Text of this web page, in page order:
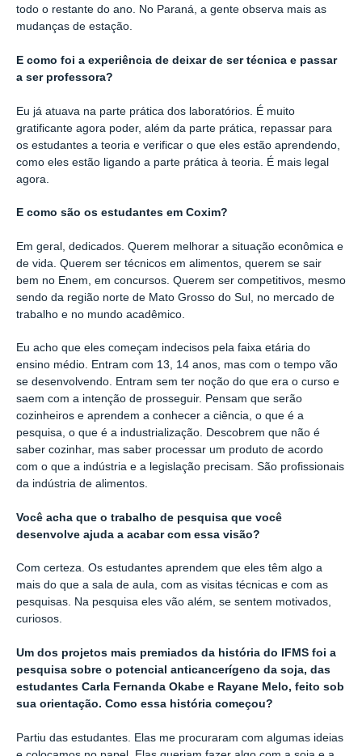
todo o restante do ano. No Paraná, a gente observa mais as
mudanças de estação.
E como foi a experiência de deixar de ser técnica e passar
a ser professora?
Eu já atuava na parte prática dos laboratórios. É muito
gratificante agora poder, além da parte prática, repassar para
os estudantes a teoria e verificar o que eles estão aprendendo,
como eles estão ligando a parte prática à teoria. É mais legal
agora.
E como são os estudantes em Coxim?
Em geral, dedicados. Querem melhorar a situação econômica e
de vida. Querem ser técnicos em alimentos, querem se sair
bem no Enem, em concursos. Querem ser competitivos, mesmo
sendo da região norte de Mato Grosso do Sul, no mercado de
trabalho e no mundo acadêmico.
Eu acho que eles começam indecisos pela faixa etária do
ensino médio. Entram com 13, 14 anos, mas com o tempo vão
se desenvolvendo. Entram sem ter noção do que era o curso e
saem com a intenção de prosseguir. Pensam que serão
cozinheiros e aprendem a conhecer a ciência, o que é a
pesquisa, o que é a industrialização. Descobrem que não é
saber cozinhar, mas saber processar um produto de acordo
com o que a indústria e a legislação precisam. São profissionais
da indústria de alimentos.
Você acha que o trabalho de pesquisa que você
desenvolve ajuda a acabar com essa visão?
Com certeza. Os estudantes aprendem que eles têm algo a
mais do que a sala de aula, com as visitas técnicas e com as
pesquisas. Na pesquisa eles vão além, se sentem motivados,
curiosos.
Um dos projetos mais premiados da história do IFMS foi a
pesquisa sobre o potencial anticancerígeno da soja, das
estudantes Carla Fernanda Okabe e Rayane Melo, feito sob
sua orientação. Como essa história começou?
Partiu das estudantes. Elas me procuraram com algumas ideias